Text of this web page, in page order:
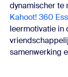
dynamischer te
Kahoot! 360
leermotivatie in
samenwerking